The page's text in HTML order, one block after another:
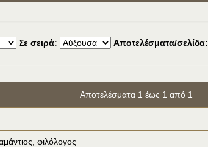
Σε σειρά: Αποτελέσματα/σελίδα:
Αποτελέσματα 1 έως 1 από 1
φιλόλογος